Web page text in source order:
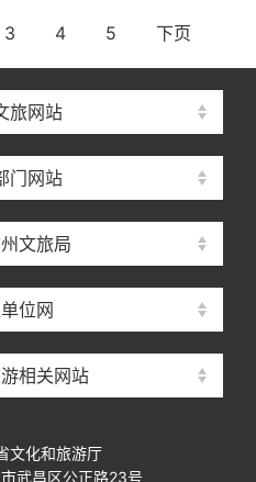
3 4 5 下页
旅网站
门网站
文旅局
位网
相关网站
文化和旅游厅
武昌区公正路23号